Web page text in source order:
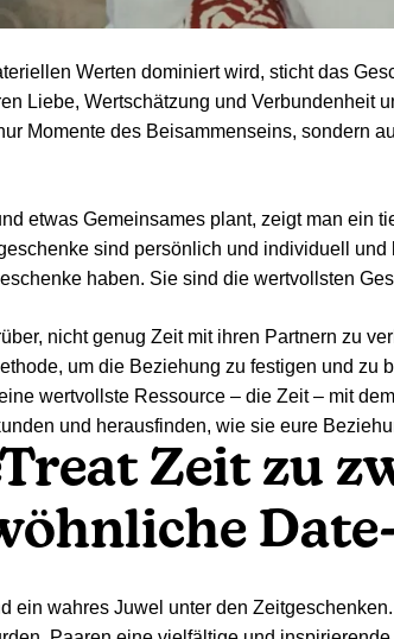
Werten dominiert wird, sticht das
Liebe, Wertschätzung und Verbundenheit
Momente des Beisammenseins, sondern
etwas Gemeinsames plant, zeigt man ein
sind persönlich und individuell
haben. Sie sind die wertvollsten
nicht genug Zeit mit ihren Partnern zu
um die Beziehung zu festigen und zu
wertvollste Ressource – die Zeit – mit
und herausfinden, wie sie eure
Zeit zu
ein wahres Juwel unter den